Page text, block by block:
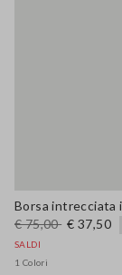
€ 75,00 € 37,50
SALDI
1 Colori